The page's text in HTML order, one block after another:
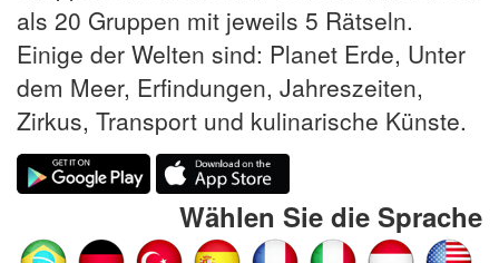
als 20 Gruppen mit jeweils 5 Rätseln.
Einige der Welten sind: Planet Erde, Unter
dem Meer, Erfindungen, Jahreszeiten,
Zirkus, Transport und kulinarische Künste.
Wählen Sie die Sprache